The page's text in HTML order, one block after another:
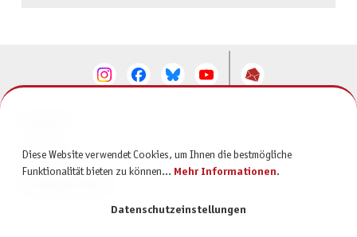
SERVICE
Diese Website verwendet Cookies, um Ihnen die bestmögliche
Funktionalität bieten zu können... Mehr Informationen.
Datenschutzeinstellungen